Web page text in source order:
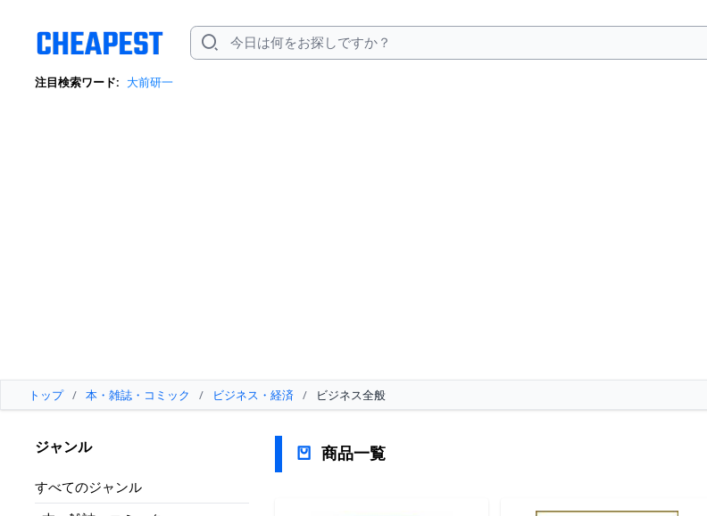
注目検索ワード: 大前研一
トップ / 本・雑誌・コミック / ビジネス・経済 / ビジネス全般
ジャンル
すべてのジャンル
商品一覧